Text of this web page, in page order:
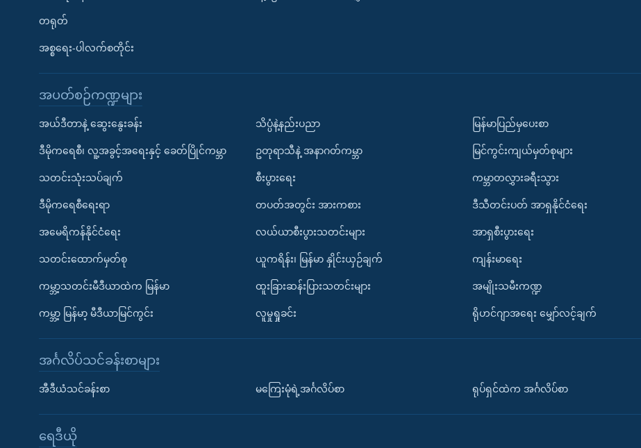
တရုတ်
အစ္စရေး-ပါလက်စတိုင်း
အပတ်စဉ်ကဏ္ဍများ
အယ်ဒီတာနဲ့ ဆွေးနွေးခန်း
ဒီမိုကရေစီ၊ လူ့အခွင့်အရေးနှင့် ခေတ်ပြိုင်ကမ္ဘာ
သတင်းသုံးသပ်ချက်
ဒီမိုကရေစီရေးရာ
အမေရိကန်နိုင်ငံရေး
သတင်းထောက်မှတ်စု
ကမ္ဘာ့သတင်းမီဒီယာထဲက မြန်မာ
ကမ္ဘာ့ မြန်မာ့ မီဒီယာမြင်ကွင်း
သိပ္ပံနဲ့နည်းပညာ
ဥတုရာသီနဲ့ အနာဂတ်ကမ္ဘာ
စီးပွားရေး
တပတ်အတွင်း အားကစား
လယ်ယာစီးပွားသတင်းများ
ယူကရိန်း၊ မြန်မာ နှိုင်းယှဉ်ချက်
ထူးခြားဆန်းပြားသတင်းများ
လူမှုရှုခင်း
မြန်မာပြည်မှပေးစာ
မြင်ကွင်းကျယ်မှတ်စုများ
ကမ္ဘာတလွှားခရီးသွား
ဒီသီတင်းပတ် အာရှနိုင်ငံရေး
အာရှစီးပွားရေး
ကျန်းမာရေး
အမျိုးသမီးကဏ္ဍ
ရိုဟင်ဂျာအရေး မျှော်လင့်ချက်
အင်္ဂလိပ်သင်ခန်းစာများ
အီဒီယံသင်ခန်းစာ မကြေးမုံရဲ့အင်္ဂလိပ်စာ ရုပ်ရှင်ထဲက အင်္ဂလိပ်စာ
ရေဒီယို